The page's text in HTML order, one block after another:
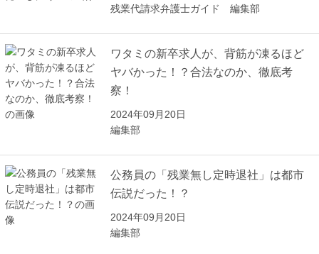
残業代請求弁護士ガイド 編集部
ワタミの新卒求人が、背筋が凍るほど
ヤバかった！？合法なのか、徹底考
察！
2024年09月20日
編集部
公務員の「残業無し定時退社」は都市
伝説だった！？
2024年09月20日
編集部